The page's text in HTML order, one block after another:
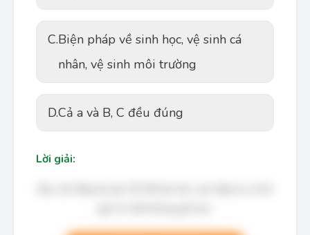
C.Biện pháp về sinh học, vệ sinh cá
nhân, vệ sinh môi trường
D.Cả a và B, C đều đúng
Lời giải: